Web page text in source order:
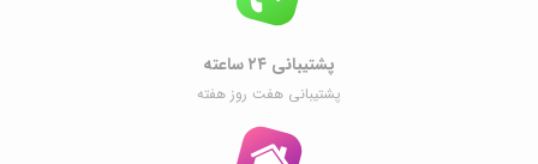
پشتیبانی ۲۴ ساعته
پشتیبانی هفت روز هفته